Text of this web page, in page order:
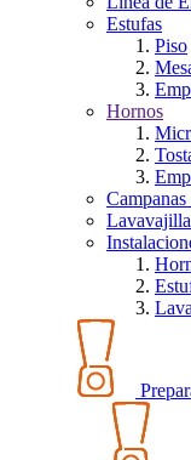
Estufas
Piso
Hornos